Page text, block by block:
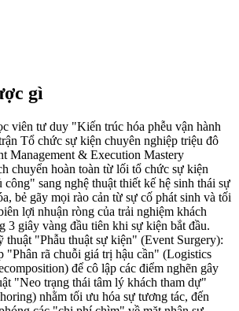
gì
viên tư duy "Kiến trúc hóa phễu vận hành
Tổ chức sự kiện chuyên nghiệp triệu đô
Management & Execution Mastery
chuyển hoàn toàn từ lối tổ chức sự kiện
công" sang nghệ thuật thiết kế hệ sinh thái sự
bẻ gãy mọi rào cản từ sự cố phát sinh và tối
lợi nhuận ròng của trải nghiệm khách
3 giây vàng đầu tiên khi sự kiện bắt đầu.
thuật "Phẫu thuật sự kiện" (Event Surgery):
"Phân rã chuỗi giá trị hậu cần" (Logistics
để cô lập các điểm nghẽn gây
"Neo trạng thái tâm lý khách tham dự"
nhằm tối ưu hóa sự tương tác, đến